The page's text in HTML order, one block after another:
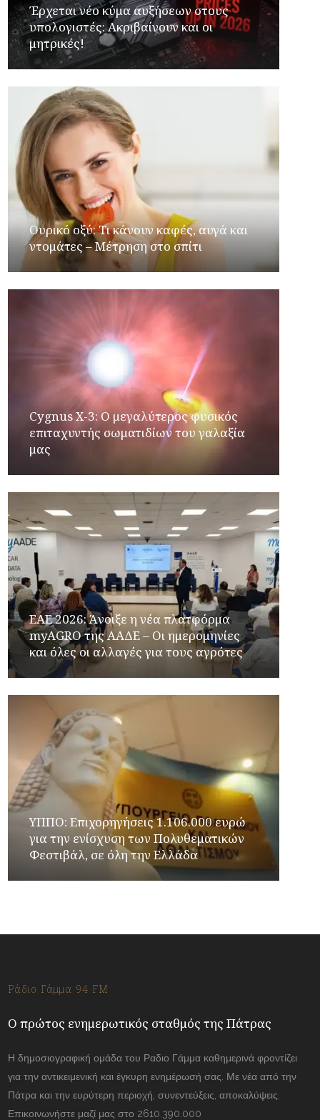
Έρχεται νέο κύμα αυξήσεων στους
υπολογιστές: Ακριβαίνουν και οι
μητρικές!
Ουρικό οξύ: Τι κάνουν καφές, αυγά και
ντομάτες – Μέτρηση στο σπίτι
Cygnus X-3: Ο μεγαλύτερος φυσικός
επιταχυντής σωματιδίων του γαλαξία
μας
ΕΑΕ 2026: Άνοιξε η νέα πλατφόρμα
myAGRO της ΑΑΔΕ – Οι ημερομηνίες
και όλες οι αλλαγές για τους αγρότες
ΥΠΠΟ: Επιχορηγήσεις 1.106.000 ευρώ
για την ενίσχυση των Πολυθεματικών
Φεστιβάλ, σε όλη την Ελλάδα
Ράδιο Γάμμα 94 FM
Ο πρώτος ενημερωτικός σταθμός της Πάτρας
Η δημοσιογραφική ομάδα του Ραδιο Γάμμα καθημερινά φροντίζει
για την αντικειμενική και έγκυρη ενημέρωσή σας. Με νέα από την
Πάτρα και την ευρύτερη περιοχή, συνεντεύξεις, αποκαλύψεις.
Επικοινωνήστε μαζί μας στο 2610.390.000